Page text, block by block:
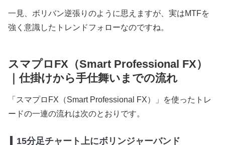
一見、ボリバン逆張りのように思えますが、実はMTFを
強く意識したトレンドフォローなのですね。
スマプロFX（Smart Professional FX）
｜仕掛けから手仕舞いまでの流れ
「スマプロFX（Smart Professional FX）」を使ったトレ
ードの一連の流れは次のとおりです。
15分足チャート上にボリンジャーバンド